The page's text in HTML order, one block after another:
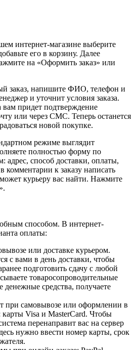
интернет-магазине выберите
его в корзину. Далее
на «Оформить заказ» или
заказ, напишите ФИО, телефон и
и уточнит условия заказа.
вам придет подтверждение
или через СМС. Теперь останется
новой покупке.
режиме выглядит
полностью форму по
адрес, способ доставки, оплаты,
комментарии к заказу написать
курьеру вас найти. Нажмите
способом. В интернет-
оплаты:
или доставке курьером.
с вами в день доставки, чтобы
подготовить сдачу с любой
товаросопроводительные
денежные средства, получаете
при самовывозе или оформлении в
карты Visa и MasterCard. Чтобы
перенаправит вас на сервер
нужно ввести номер карты, срок